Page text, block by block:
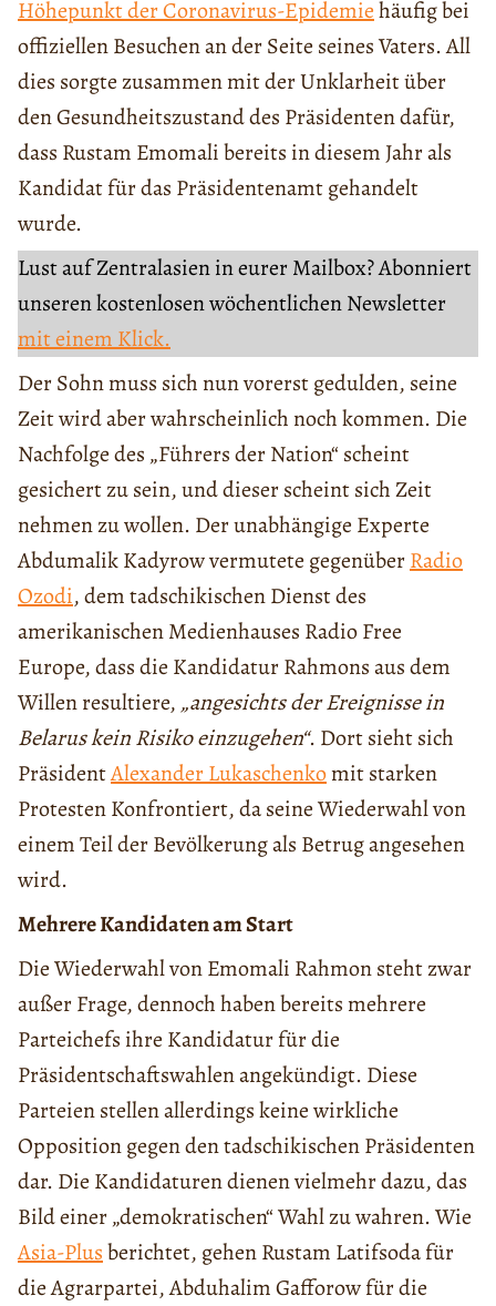
Höhepunkt der Coronavirus-Epidemiehäufig bei
offiziellen Besuchen an der Seite seines Vaters. All
dies sorgte zusammen mit der Unklarheit über
den Gesundheitszustand des Präsidenten dafür,
dass Rustam Emomali bereits in diesem Jahr als
Kandidat für das Präsidentenamt gehandelt
wurde.
Lust auf Zentralasien in eurer Mailbox? Abonniert
unseren kostenlosen wöchentlichen Newsletter
mit einem Klick.
Der Sohn muss sich nun vorerst gedulden, seine
Zeit wird aber wahrscheinlich noch kommen. Die
Nachfolge des „Führers der Nation“ scheint
gesichert zu sein, und dieser scheint sich Zeit
nehmen zu wollen. Der unabhängige Experte
Abdumalik Kadyrow vermutete gegenüberRadio
Ozodi, dem tadschikischen Dienst des
amerikanischen Medienhauses Radio Free
Europe, dass die Kandidatur Rahmons aus dem
Willen resultiere, „angesichts der Ereignisse in
Belarus kein Risiko einzugehen“. Dort sieht sich
PräsidentAlexander Lukaschenkomit starken
Protesten Konfrontiert, da seine Wiederwahl von
einem Teil der Bevölkerung als Betrug angesehen
wird.
Mehrere Kandidaten am Start
Die Wiederwahl von Emomali Rahmon steht zwar
außer Frage, dennoch haben bereits mehrere
Parteichefs ihre Kandidatur für die
Präsidentschaftswahlen angekündigt. Diese
Parteien stellen allerdings keine wirkliche
Opposition gegen den tadschikischen Präsidenten
dar. Die Kandidaturen dienen vielmehr dazu, das
Bild einer „demokratischen“ Wahl zu wahren. Wie
Asia-Plusberichtet, gehen Rustam Latifsoda für
die Agrarpartei, Abduhalim Gafforow für die